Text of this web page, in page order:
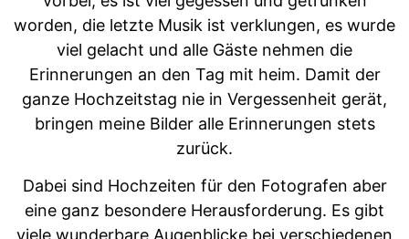
worden, die letzte Musik ist verklungen, es wurde
viel gelacht und alle Gäste nehmen die
Erinnerungen an den Tag mit heim. Damit der
ganze Hochzeitstag nie in Vergessenheit gerät,
bringen meine Bilder alle Erinnerungen stets
zurück.
Dabei sind Hochzeiten für den Fotografen aber
eine ganz besondere Herausforderung. Es gibt
viele wunderbare Augenblicke bei verschiedenen